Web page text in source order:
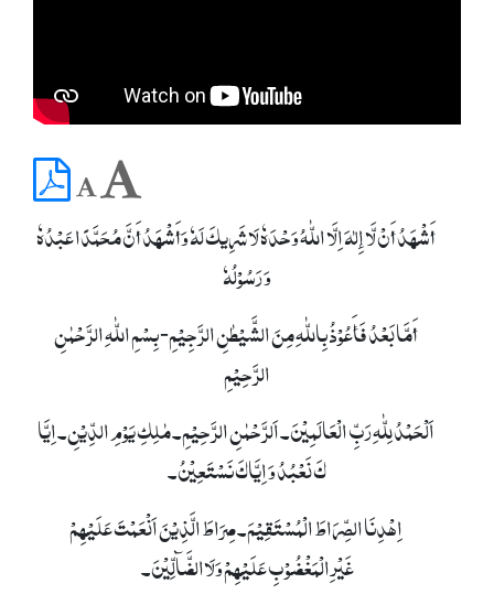
أَشْھَدُ أَنْ لَّا إِلٰہَ اِلَّا اللّٰہُ وَحْدَہٗ لَا شَرِیکَ لَہٗ وَأَشْھَدُ أَنَّ مُحَمَّدًا عَبْدُہٗ
وَ رَسُوْلُہٗ
أَمَّا بَعْدُ فَأَعُوْذُ بِاللّٰہِ مِنَ الشَّیْطٰنِ الرَّجِیْمِ- بِسْمِ اللّٰہِ الرَّحْمٰنِ
الرَّحِیْمِ
اَلْحَمْدُ لِلّٰہِ رَبِّ الْعَالَمِیْنَ۔ اَلرَّحْمٰنِ الرَّحِیْمِ۔ مٰلِکِ یَوْمِ الدِّیْنِ۔ اِیَّا
کَ نَعْبُدُ وَ اِیَّاکَ نَسْتَعِیْنُ۔
اِھْدِنَا الصِّرَاطَ الْمُسْتَقِیْمَ۔ صِرَاطَ الَّذِیْنَ اَنْعَمْتَ عَلَیْھِمْ
غَیْرِالْمَغْضُوْبِ عَلَیْھِمْ وَلَاالضَّآلِّیْنَ۔